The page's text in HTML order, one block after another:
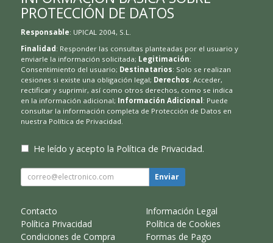
PROTECCIÓN DE DATOS
Responsable: UPICAL 2004, S.L.
Finalidad : Responder las consultas planteadas por el usuario y
enviarle la información solicitada; Legitimación:
Consentimiento del usuario; Destinatarios: Solo se realizan
cesiones si existe una obligación legal; Derechos: Acceder,
rectificar y suprimir, así como otros derechos, como se indica
en la información adicional; Información Adicional : Puede
consultar la información completa de Protección de Datos en
nuestra Política de Privacidad
He leído y acepto la Política de Privacidad.
Enviar
Contacto
Información Legal
Política Privacidad
Política de Cookies
Condiciones de Compra
Formas de Pago